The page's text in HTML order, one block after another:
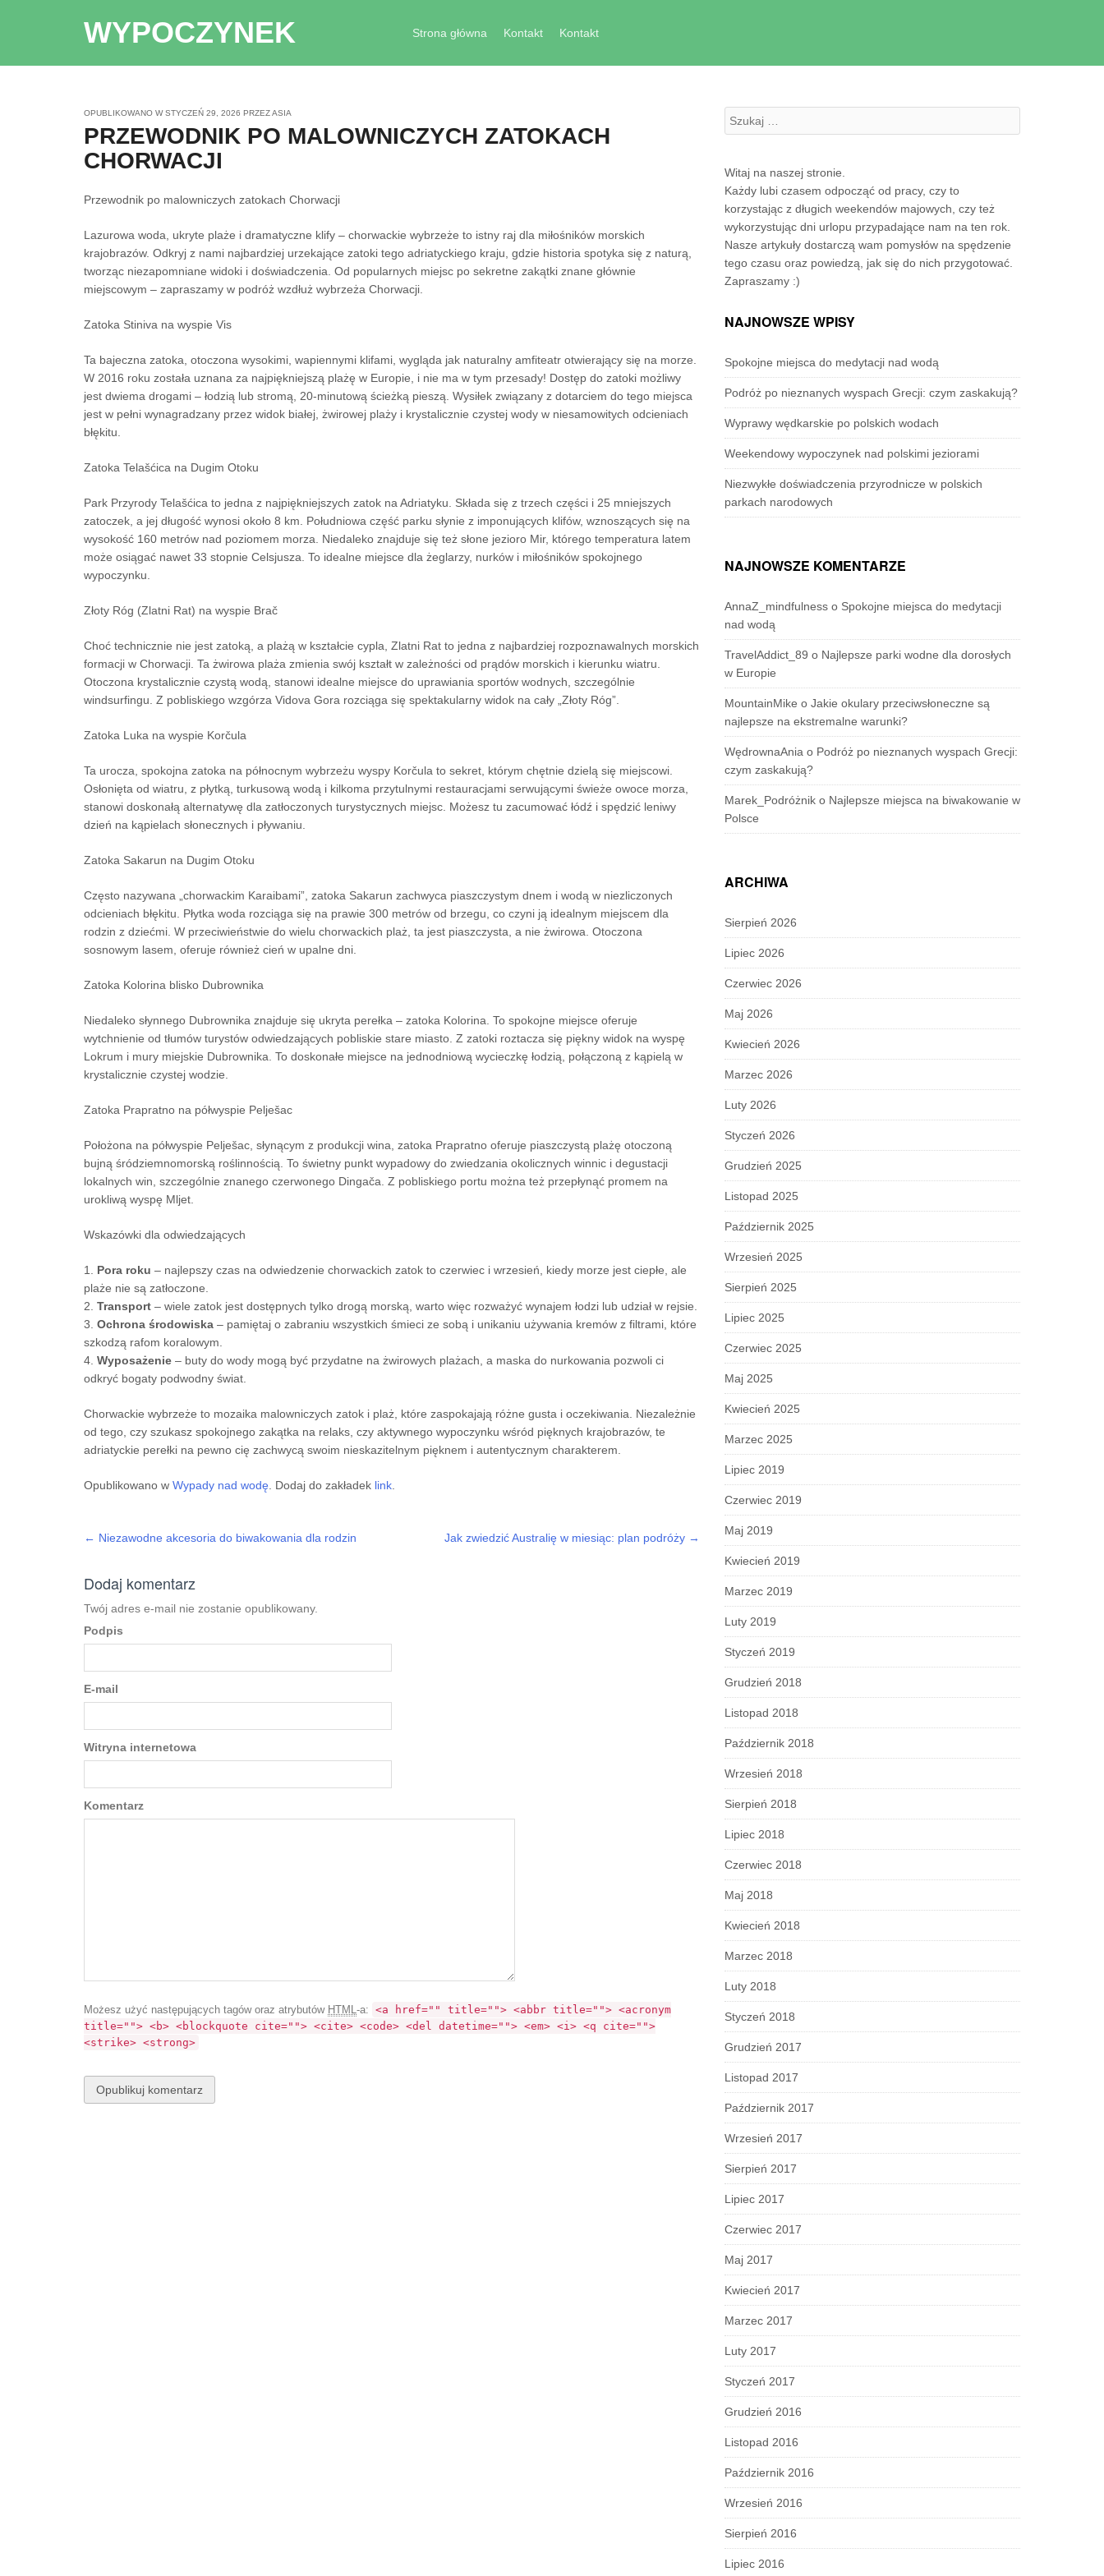
WYPOCZYNEK
Strona główna
Kontakt Kontakt
OPUBLIKOWANO WSTYCZEŃ 29, 2026 PRZEZASIA
PRZEWODNIK PO MALOWNICZYCH ZATOKACH
CHORWACJI
Przewodnik po malowniczych zatokach Chorwacji
Lazurowa woda, ukryte plaże i dramatyczne klify – chorwackie wybrzeże to istny raj dla miłośników morskich
krajobrazów. Odkryj z nami najbardziej urzekające zatoki tego adriatyckiego kraju, gdzie historia spotyka się z naturą,
tworząc niezapomniane widoki i doświadczenia. Od popularnych miejsc po sekretne zakątki znane głównie
miejscowym – zapraszamy w podróż wzdłuż wybrzeża Chorwacji.
Zatoka Stiniva na wyspie Vis
Ta bajeczna zatoka, otoczona wysokimi, wapiennymi klifami, wygląda jak naturalny amfiteatr otwierający się na morze.
W 2016 roku została uznana za najpiękniejszą plażę w Europie, i nie ma w tym przesady! Dostęp do zatoki możliwy
jest dwiema drogami – łodzią lub stromą, 20-minutową ścieżką pieszą. Wysiłek związany z dotarciem do tego miejsca
jest w pełni wynagradzany przez widok białej, żwirowej plaży i krystalicznie czystej wody w niesamowitych odcieniach
błękitu.
Zatoka Telašćica na Dugim Otoku
Park Przyrody Telašćica to jedna z najpiękniejszych zatok na Adriatyku. Składa się z trzech części i 25 mniejszych
zatoczek, a jej długość wynosi około 8 km. Południowa część parku słynie z imponujących klifów, wznoszących się na
wysokość 160 metrów nad poziomem morza. Niedaleko znajduje się też słone jezioro Mir, którego temperatura latem
może osiągać nawet 33 stopnie Celsjusza. To idealne miejsce dla żeglarzy, nurków i miłośników spokojnego
wypoczynku.
Złoty Róg (Zlatni Rat) na wyspie Brač
Choć technicznie nie jest zatoką, a plażą w kształcie cypla, Zlatni Rat to jedna z najbardziej rozpoznawalnych morskich
formacji w Chorwacji. Ta żwirowa plaża zmienia swój kształt w zależności od prądów morskich i kierunku wiatru.
Otoczona krystalicznie czystą wodą, stanowi idealne miejsce do uprawiania sportów wodnych, szczególnie
windsurfingu. Z pobliskiego wzgórza Vidova Gora rozciąga się spektakularny widok na cały „Złoty Róg”.
Zatoka Luka na wyspie Korčula
Ta urocza, spokojna zatoka na północnym wybrzeżu wyspy Korčula to sekret, którym chętnie dzielą się miejscowi.
Osłonięta od wiatru, z płytką, turkusową wodą i kilkoma przytulnymi restauracjami serwującymi świeże owoce morza,
stanowi doskonałą alternatywę dla zatłoczonych turystycznych miejsc. Możesz tu zacumować łódź i spędzić leniwy
dzień na kąpielach słonecznych i pływaniu.
Zatoka Sakarun na Dugim Otoku
Często nazywana „chorwackim Karaibami”, zatoka Sakarun zachwyca piaszczystym dnem i wodą w niezliczonych
odcieniach błękitu. Płytka woda rozciąga się na prawie 300 metrów od brzegu, co czyni ją idealnym miejscem dla
rodzin z dziećmi. W przeciwieństwie do wielu chorwackich plaż, ta jest piaszczysta, a nie żwirowa. Otoczona
sosnowym lasem, oferuje również cień w upalne dni.
Zatoka Kolorina blisko Dubrownika
Niedaleko słynnego Dubrownika znajduje się ukryta perełka – zatoka Kolorina. To spokojne miejsce oferuje
wytchnienie od tłumów turystów odwiedzających pobliskie stare miasto. Z zatoki roztacza się piękny widok na wyspę
Lokrum i mury miejskie Dubrownika. To doskonałe miejsce na jednodniową wycieczkę łodzią, połączoną z kąpielą w
krystalicznie czystej wodzie.
Zatoka Prapratno na półwyspie Pelješac
Położona na półwyspie Pelješac, słynącym z produkcji wina, zatoka Prapratno oferuje piaszczystą plażę otoczoną
bujną śródziemnomorską roślinnością. To świetny punkt wypadowy do zwiedzania okolicznych winnic i degustacji
lokalnych win, szczególnie znanego czerwonego Dingača. Z pobliskiego portu można też przepłynąć promem na
urokliwą wyspę Mljet.
Wskazówki dla odwiedzających
1. Pora roku – najlepszy czas na odwiedzenie chorwackich zatok to czerwiec i wrzesień, kiedy morze jest ciepłe, ale
plaże nie są zatłoczone.
2. Transport – wiele zatok jest dostępnych tylko drogą morską, warto więc rozważyć wynajem łodzi lub udział w rejsie.
3. Ochrona środowiska – pamiętaj o zabraniu wszystkich śmieci ze sobą i unikaniu używania kremów z filtrami, które
szkodzą rafom koralowym.
4. Wyposażenie – buty do wody mogą być przydatne na żwirowych plażach, a maska do nurkowania pozwoli ci
odkryć bogaty podwodny świat.
Chorwackie wybrzeże to mozaika malowniczych zatok i plaż, które zaspokajają różne gusta i oczekiwania. Niezależnie
od tego, czy szukasz spokojnego zakątka na relaks, czy aktywnego wypoczynku wśród pięknych krajobrazów, te
adriatyckie perełki na pewno cię zachwycą swoim nieskazitelnym pięknem i autentycznym charakterem.
Opublikowano w Wypady nad wodę . Dodaj do zakładek link
← Niezawodne akcesoria do biwakowania dla rodzin Jak zwiedzić Australię w miesiąc: plan podróży →
Dodaj komentarz
Twój adres e-mail nie zostanie opublikowany.
Podpis
E-mail
Witryna internetowa
Komentarz
Możesz użyć następujących tagów oraz atrybutów HTML-a: <a href="" title=""> <abbr title=""> <acronym
title=""> <b> <blockquote cite=""> <cite> <code> <del datetime=""> <em> <i> <q cite="">
<strike> <strong>
Szukanie:
Witaj na naszej stronie.
Każdy lubi czasem odpocząć od pracy, czy to
korzystając z długich weekendów majowych, czy też
wykorzystując dni urlopu przypadające nam na ten rok.
Nasze artykuły dostarczą wam pomysłów na spędzenie
tego czasu oraz powiedzą, jak się do nich przygotować.
Zapraszamy :)
NAJNOWSZE WPISY
Spokojne miejsca do medytacji nad wodą
Podróż po nieznanych wyspach Grecji: czym zaskakują?
Wyprawy wędkarskie po polskich wodach
Weekendowy wypoczynek nad polskimi jeziorami
Niezwykłe doświadczenia przyrodnicze w polskich
parkach narodowych
NAJNOWSZE KOMENTARZE
AnnaZ_mindfulness o Spokojne miejsca do medytacji
nad wodą
TravelAddict_89 o Najlepsze parki wodne dla dorosłych
w Europie
MountainMike o Jakie okulary przeciwsłoneczne są
najlepsze na ekstremalne warunki?
WędrownaAnia o Podróż po nieznanych wyspach Grecji:
czym zaskakują?
Marek_Podróżnik o Najlepsze miejsca na biwakowanie w
Polsce
ARCHIWA
Sierpień 2026
Lipiec 2026
Czerwiec 2026
Maj 2026
Kwiecień 2026
Marzec 2026
Luty 2026
Styczeń 2026
Grudzień 2025
Listopad 2025
Październik 2025
Wrzesień 2025
Sierpień 2025
Lipiec 2025
Czerwiec 2025
Maj 2025
Kwiecień 2025
Marzec 2025
Lipiec 2019
Czerwiec 2019
Maj 2019
Kwiecień 2019
Marzec 2019
Luty 2019
Styczeń 2019
Grudzień 2018
Listopad 2018
Październik 2018
Wrzesień 2018
Sierpień 2018
Lipiec 2018
Czerwiec 2018
Maj 2018
Kwiecień 2018
Marzec 2018
Luty 2018
Styczeń 2018
Grudzień 2017
Listopad 2017
Październik 2017
Wrzesień 2017
Sierpień 2017
Lipiec 2017
Czerwiec 2017
Maj 2017
Kwiecień 2017
Marzec 2017
Luty 2017
Styczeń 2017
Grudzień 2016
Listopad 2016
Październik 2016
Wrzesień 2016
Sierpień 2016
Lipiec 2016